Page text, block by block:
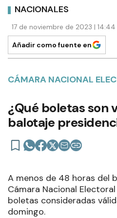
NACIONALES
17 de noviembre de 2023 |
Añadir como fuente en
CÁMARA NACIONAL
¿Qué boletas son
balotaje
A menos de 48 horas del
Cámara Nacional
boletas consideradas
domingo.